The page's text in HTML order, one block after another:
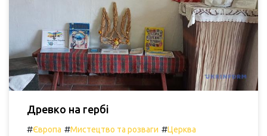
Древко на гербі
#Європа #Мистецтво та розваги #Церква